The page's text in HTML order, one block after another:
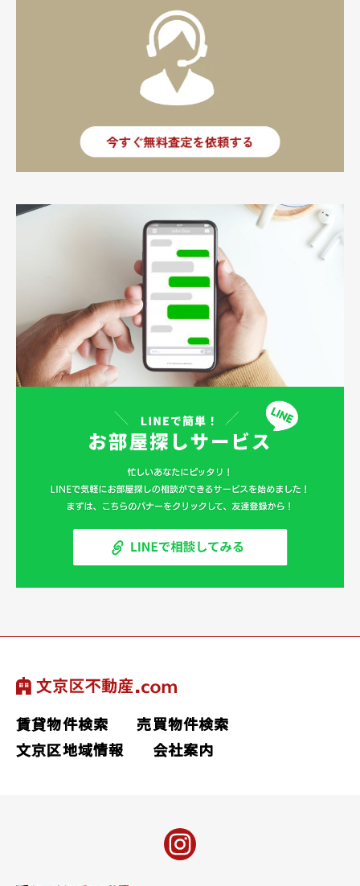
賃貸物件検索
売買物件検索
文京区地域情報
会社案内